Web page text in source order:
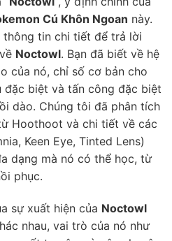
Cú Khôn Ngoan này.
thông tin chi tiết để trả lời
Noctowl. Bạn đã biết về hệ
của nó, chỉ số cơ bản cho
đặc biệt và tấn công đặc biệt
dào. Chúng tôi đã phân tích
Hoothoot và chi tiết về các
Keen Eye, Tinted Lens)
dạng mà nó có thể học, từ
phục.
sự xuất hiện của Noctowl
nhau, vai trò của nó như